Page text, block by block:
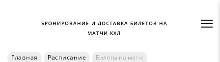
БРОНИРОВАНИЕ И ДОСТАВКА БИЛЕТОВ НА
МАТЧИ КХЛ
Главная Расписание Билеты на матч: